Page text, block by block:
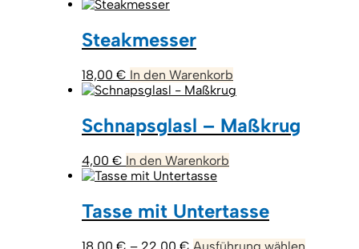
Steakmesser
18,00 € In den Warenkorb
Schnapsglasl – Maßkrug
4,00 € In den Warenkorb
Tasse mit Untertasse
Preisspanne: